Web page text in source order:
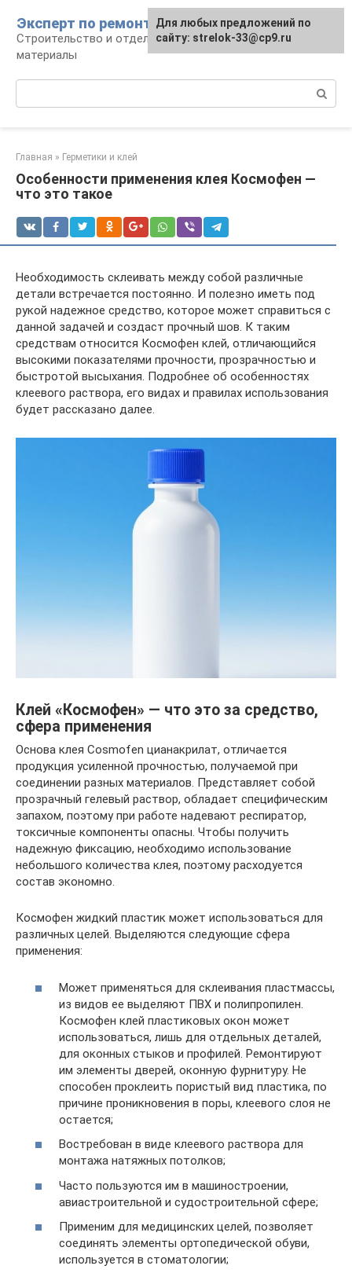
контенту
Эксперт по ремонту
Строительство и отделка: работы и
материалы
Главная » Герметики и клей
Особенности применения клея Космофен —
что это такое
Необходимость склеивать между собой различные
детали встречается постоянно. И полезно иметь под
рукой надежное средство, которое может справиться с
данной задачей и создаст прочный шов. К таким
средствам относится Космофен клей, отличающийся
высокими показателями прочности, прозрачностью и
быстротой высыхания. Подробнее об особенностях
клеевого раствора, его видах и правилах использования
будет рассказано далее.
Клей «Космофен» — что это за средство,
сфера применения
Основа клея Cosmofen цианакрилат, отличается
продукция усиленной прочностью, получаемой при
соединении разных материалов. Представляет собой
прозрачный гелевый раствор, обладает специфическим
запахом, поэтому при работе надевают респиратор,
токсичные компоненты опасны. Чтобы получить
надежную фиксацию, необходимо использование
небольшого количества клея, поэтому расходуется
состав экономно.
Космофен жидкий пластик может использоваться для
различных целей. Выделяются следующие сфера
применения:
Может применяться для склеивания пластмассы,
из видов ее выделяют ПВХ и полипропилен.
Космофен клей пластиковых окон может
использоваться, лишь для отдельных деталей,
для оконных стыков и профилей. Ремонтируют
им элементы дверей, оконную фурнитуру. Не
способен проклеить пористый вид пластика, по
причине проникновения в поры, клеевого слоя не
остается;
Востребован в виде клеевого раствора для
монтажа натяжных потолков;
Часто пользуются им в машиностроении,
авиастроительной и судостроительной сфере;
Применим для медицинских целей, позволяет
соединять элементы ортопедической обуви,
используется в стоматологии;
Для любых предложений по
сайту: strelok-33@cp9.ru
Для любых предложений по
сайту: strelok-33@cp9.ru